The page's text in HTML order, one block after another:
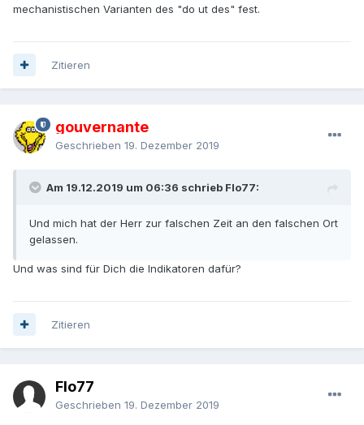
mechanistischen Varianten des "do ut des" fest.
Zitieren
gouvernante
Geschrieben 19. Dezember 2019
Am 19.12.2019 um 06:36 schrieb Flo77:
Und mich hat der Herr zur falschen Zeit an den falschen Ort
gelassen.
Und was sind für Dich die Indikatoren dafür?
Zitieren
Flo77
Geschrieben 19. Dezember 2019